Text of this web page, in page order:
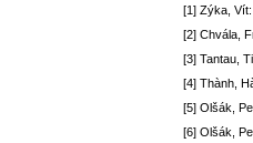
[1] Zýka, Vít:
[2] Chvála,
[3] Tantau,
[4] Thành,
[5] Olšák,
[6] Olšák,